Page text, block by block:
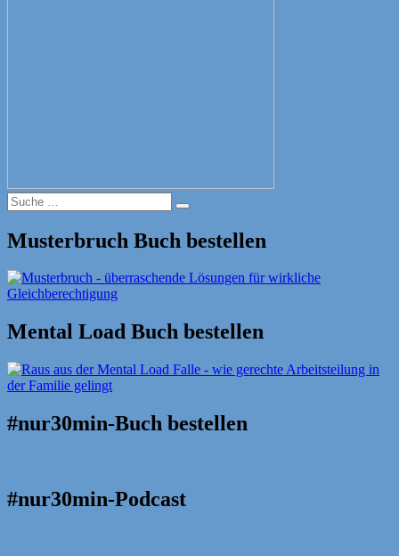
Suche
nach:
Suche
Musterbruch Buch bestellen
Mental Load Buch bestellen
#nur30min-Buch bestellen
#nur30min-Podcast